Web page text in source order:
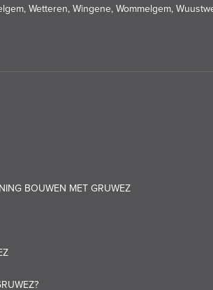
Wetteren, Wingene, Wommelgem,
BOUWEN MET GRUWEZ